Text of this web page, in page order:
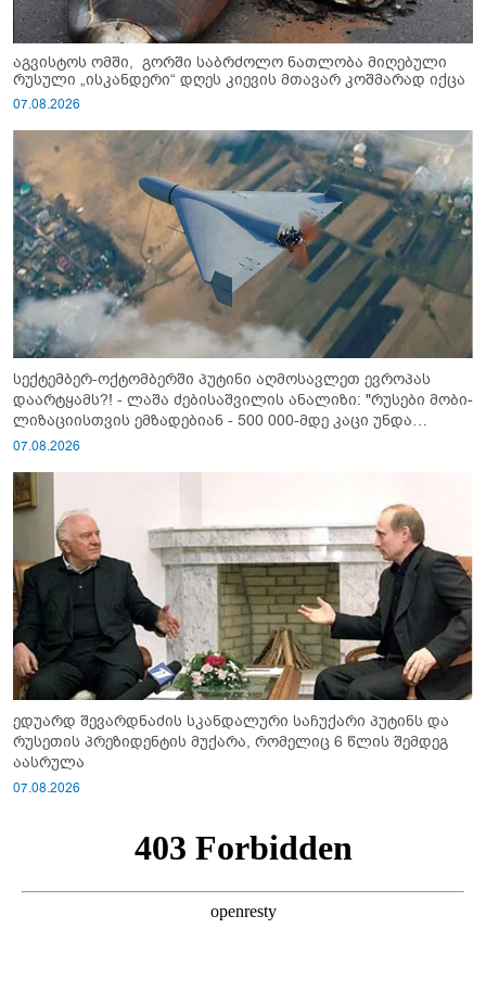
აგვისტოს ომში, გორში საბრძოლო ნათლობა მიღებული
რუსული „ისკანდერი“ დღეს კიევის მთავარ კოშმარად იქცა
07.08.2026
სექტემბერ-ოქტომბერში პუტინი აღმოსავლეთ ევროპას
დაარტყამს?! - ლაშა ძებისაშვილის ანალიზი: "რუსები მობი­
ლიზაციისთვის ემზადებიან - 500 000-მდე კაცი უნდა
გაიწვიონ ომში"
07.08.2026
ედუარდ შევარდნაძის სკანდალური საჩუქარი პუტინს და
რუსეთის პრეზიდენტის მუქარა, რომელიც 6 წლის შემდეგ
აასრულა
07.08.2026